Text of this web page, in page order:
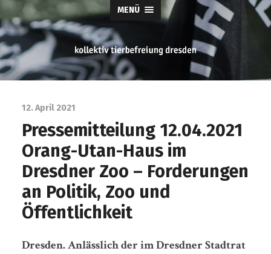
MENÜ
tierbefreiung
12. April 2021
Pressemitteilung 12.04.2021
Orang-Utan-Haus im
Dresdner Zoo – Forderungen
an Politik, Zoo und
Öffentlichkeit
Dresden. Anlässlich der im Dresdner Stadtrat